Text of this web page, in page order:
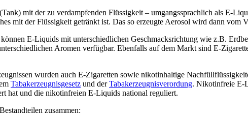
mit der zu verdampfenden Flüssigkeit – umgangssprachlich als E-
mit der Flüssigkeit getränkt ist. Das so erzeugte Aerosol wird dann vom
E-Liquids mit unterschiedlichen Geschmacksrichtung wie z.B.
Aromen verfügbar. Ebenfalls auf dem Markt sind E-
wurden auch E-Zigaretten sowie nikotinhaltige
Tabakerzeugnisgesetz und derTabakerzeugnisverordung. Nikotinfreie E-
hat und die nikotinfreien E-Liquids national reguliert.
zusammen: